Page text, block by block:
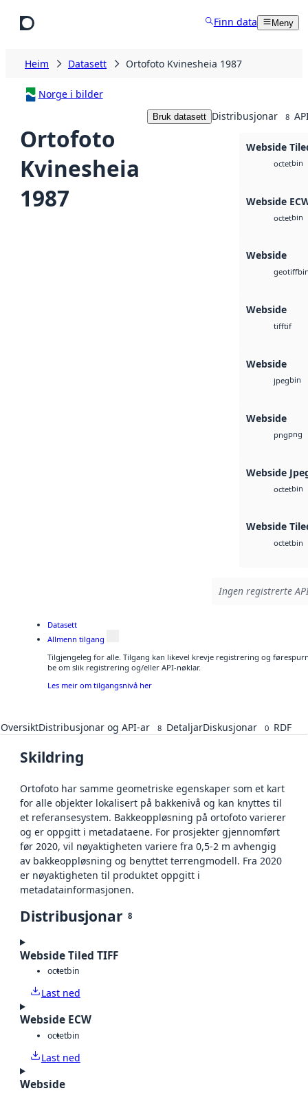
Finn data Meny
Heim Datasett Ortofoto Kvinesheia 1987
Norge i bilder
Ortofoto
Kvinesheia
1987
Bruk datasett Distribusjonar 8
Webside
octetbin
Webside
octetbin
Webside
geotiff
Webside
tifftif
Webside
jpegbin
Webside
pngpng
Webside
octetbin
Webside
octetbin
Ingen registrerte
Datasett
Allmenn tilgang
Tilgjengeleg for alle. Tilgang kan likevel krevje registrering og
be om slik registrering og/eller API-nøklar.
Les meir om tilgangsnivå her
OversiktDistribusjonar og API-ar 8 DetaljarDiskusjonar 0 RDF
Skildring
Ortofoto har samme geometriske egenskaper som et kart
for alle objekter lokalisert på bakkenivå og kan knyttes til
et referansesystem. Bakkeoppløsning på ortofoto varierer
og er oppgitt i metadataene. For prosjekter gjennomført
før 2020, vil nøyaktigheten variere fra 0,5-2 m avhengig
av bakkeoppløsning og benyttet terrengmodell. Fra 2020
er nøyaktigheten til produktet oppgitt i
metadatainformasjonen.
Distribusjonar 8
Webside Tiled TIFF
octetbin
Last ned
Webside ECW
octetbin
Last ned
Webside